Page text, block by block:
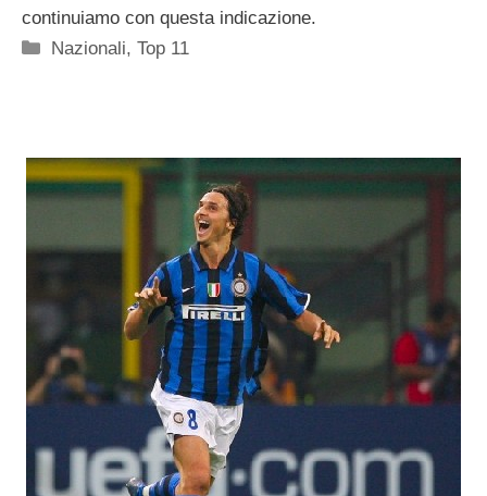
continuiamo con questa indicazione.
Categorie
Nazionali,Top 11